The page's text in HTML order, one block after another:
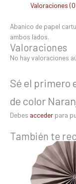
Valoraciones
Abanico de papel
ambos lados.
Valoraciones
No hay valoraciones
Sé el primero
de color
Debes acceder para
También te